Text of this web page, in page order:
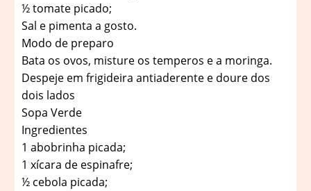
½ tomate picado;
Sal e pimenta a gosto.
Modo de preparo
Bata os ovos, misture os temperos e a moringa.
Despeje em frigideira antiaderente e doure dos
dois lados
Sopa Verde
Ingredientes
1 abobrinha picada;
1 xícara de espinafre;
½ cebola picada;